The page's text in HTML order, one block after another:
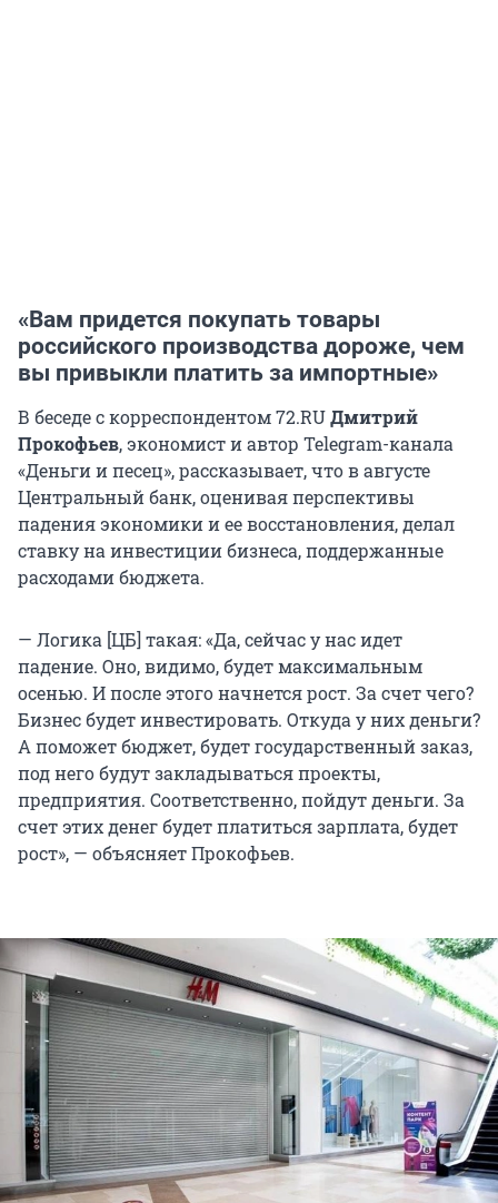
«Вам придется покупать товары
российского производства дороже, чем
вы привыкли платить за импортные»
В беседе с корреспондентом 72.RUДмитрий
Прокофьев, экономист и автор Telegram-канала
«Деньги и песец», рассказывает, что в августе
Центральный банк, оценивая перспективы
падения экономики и ее восстановления, делал
ставку на инвестиции бизнеса, поддержанные
расходами бюджета.
— Логика [ЦБ] такая: «Да, сейчас у нас идет
падение. Оно, видимо, будет максимальным
осенью. И после этого начнется рост. За счет чего?
Бизнес будет инвестировать. Откуда у них деньги?
А поможет бюджет, будет государственный заказ,
под него будут закладываться проекты,
предприятия. Соответственно, пойдут деньги. За
счет этих денег будет платиться зарплата, будет
рост», — объясняет Прокофьев.